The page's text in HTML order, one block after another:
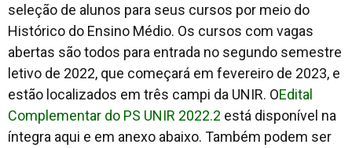
seleção de alunos para seus cursos por meio do
Histórico do Ensino Médio. Os cursos com vagas
abertas são todos para entrada no segundo semestre
letivo de 2022, que começará em fevereiro de 2023, e
estão localizados em três campi da UNIR. OEdital
Complementar do PS UNIR 2022.2 está disponível na
íntegra aqui e em anexo abaixo. Também podem ser